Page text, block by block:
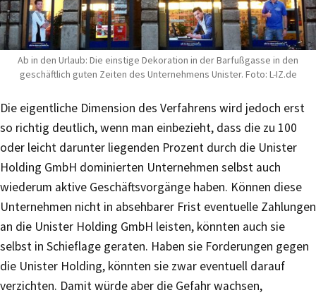
Ab in den Urlaub: Die einstige Dekoration in der Barfußgasse in den
geschäftlich guten Zeiten des Unternehmens Unister. Foto: L-IZ.de
Die eigentliche Dimension des Verfahrens wird jedoch erst
so richtig deutlich, wenn man einbezieht, dass die zu 100
oder leicht darunter liegenden Prozent durch die Unister
Holding GmbH dominierten Unternehmen selbst auch
wiederum aktive Geschäftsvorgänge haben. Können diese
Unternehmen nicht in absehbarer Frist eventuelle Zahlungen
an die Unister Holding GmbH leisten, könnten auch sie
selbst in Schieflage geraten. Haben sie Forderungen gegen
die Unister Holding, könnten sie zwar eventuell darauf
verzichten. Damit würde aber die Gefahr wachsen,